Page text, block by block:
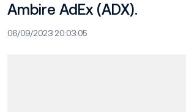
Ambire AdEx (ADX).
06/09/2023 20:03:05